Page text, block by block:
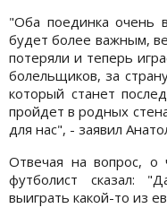
"Оба поединка очень
будет более важным,
потеряли и теперь
болельщиков, за
который станет
пройдет в родных
для нас", - заявил
Отвечая на вопрос, о
футболист сказал:
выиграть какой-то из